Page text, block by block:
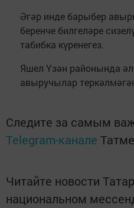
Әгәр инде барыбер
беренче билгеләре
табибка күренегез.
Яшел Үзән районында
авыручылар
Следите за самым
Telegram-канале
Читайте новости
национальном